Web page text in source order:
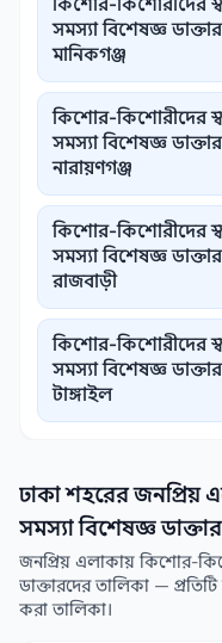
কিশোর-কিশোরীদের
সমস্যা বিশেষজ্ঞ ডাক্তার
মানিকগঞ্জ
কিশোর-কিশোরীদের
সমস্যা বিশেষজ্ঞ ডাক্তার
নারায়ণগঞ্জ
কিশোর-কিশোরীদের
সমস্যা বিশেষজ্ঞ ডাক্তার
রাজবাড়ী
কিশোর-কিশোরীদের
সমস্যা বিশেষজ্ঞ ডাক্তার
টাঙ্গাইল
ঢাকা শহরের জনপ্রিয়
সমস্যা বিশেষজ্ঞ
জনপ্রিয় এলাকায় কিশোর-
ডাক্তারদের তালিকা —
করা তালিকা।